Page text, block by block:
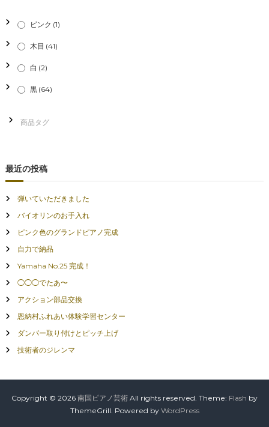
ピンク (1)
木目 (41)
白 (2)
黒 (64)
最近の投稿
弾いていただきました
バイオリンのお手入れ
ピンク色のグランドピアノ完成
自力で納品
Yamaha No.25 完成！
◯◯◯でたあ〜
アクション部品交換
恩納村ふれあい体験学習センター
ダンパー取り付けとピッチ上げ
技術者のジレンマ
Copyright © 2026 南国ピアノ芸術 All rights reserved. Theme: Flash by
ThemeGrill. Powered by WordPress